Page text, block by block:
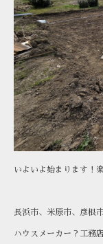
いよいよ始まります！
長浜市、米原市、彦根
ハウスメーカー？工務